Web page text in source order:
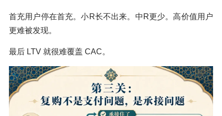
首充用户停在首充。小R长不出来。中R更少。高价值用户
更难被发现。
最后 LTV 就很难覆盖 CAC。